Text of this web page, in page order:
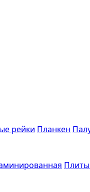
рейки Планкен
Плиты